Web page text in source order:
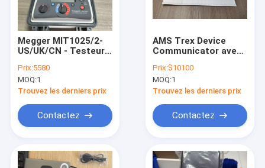
Megger MIT1025/2-
US/UK/CN - Testeur
d'isolement 10 kV
Prix:5580
MOQ:1
Trouvez les derniers prix
Contactez
AMS Trex Device
Communicator avec
Bluetooth intégrée
TREX2 L H P KL W P1
S
Prix:$10100
MOQ:1
Trouvez les derniers prix
Contactez